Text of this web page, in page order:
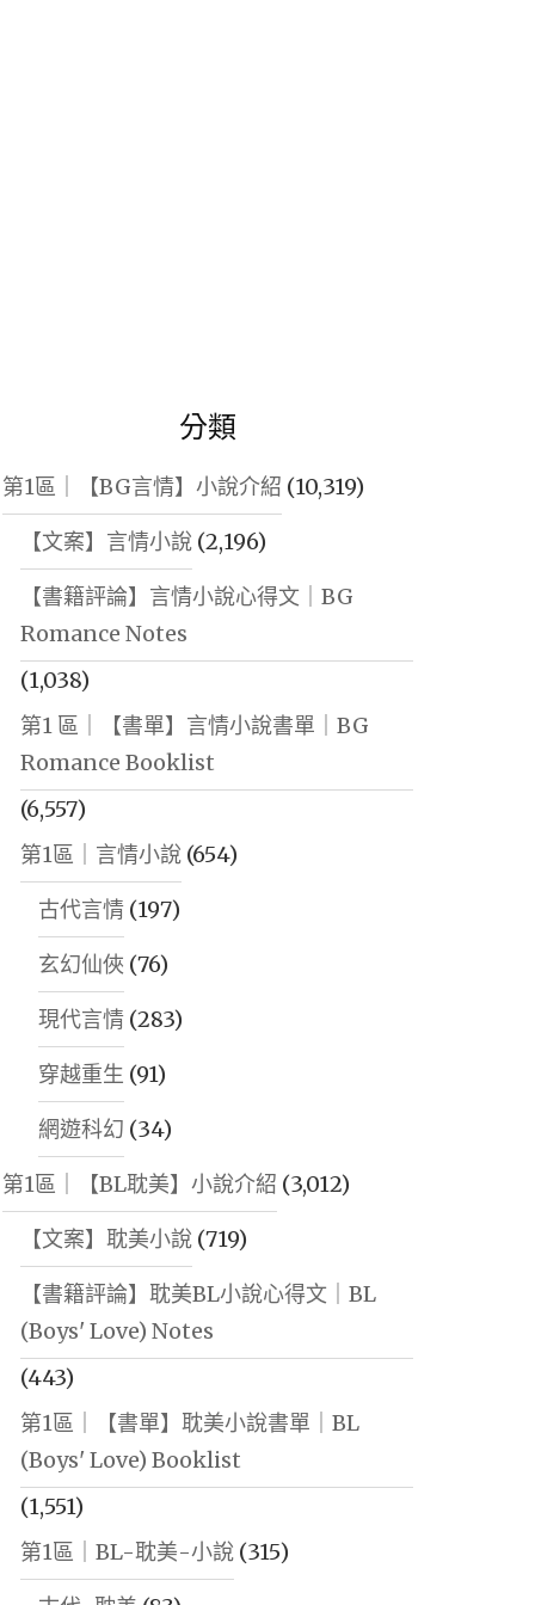
分類
第1區｜【BG言情】小說介紹 (10,319)
【文案】言情小說(2,196)
【書籍評論】言情小說心得文｜BG
Romance Notes
(1,038)
第1 區｜【書單】言情小說書單｜BG
Romance Booklist
(6,557)
第1區｜言情小說(654)
古代言情(197)
玄幻仙俠 (76)
現代言情(283)
穿越重生 (91)
網遊科幻 (34)
第1區｜【BL耽美】小說介紹 (3,012)
【文案】耽美小說(719)
【書籍評論】耽美BL小說心得文｜BL
(Boys' Love) Notes
(443)
第1區｜【書單】耽美小說書單｜BL
(Boys' Love) Booklist
(1,551)
第1區｜BL-耽美-小說(315)